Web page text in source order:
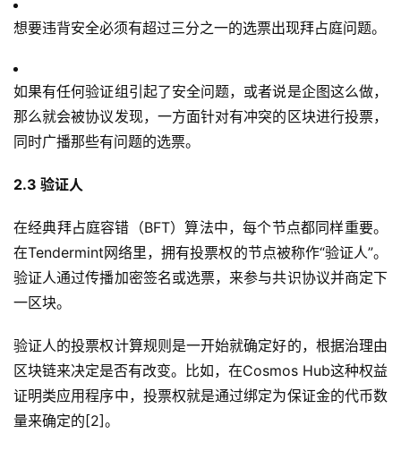
想要违背安全必须有超过三分之一的选票出现拜占庭问题。
如果有任何验证组引起了安全问题，或者说是企图这么做，
那么就会被协议发现，一方面针对有冲突的区块进行投票，
同时广播那些有问题的选票。
2.3 验证人
在经典拜占庭容错（BFT）算法中，每个节点都同样重要。
在Tendermint网络里，拥有投票权的节点被称作“验证人”。
验证人通过传播加密签名或选票，来参与共识协议并商定下
一区块。
验证人的投票权计算规则是一开始就确定好的，根据治理由
区块链来决定是否有改变。比如，在Cosmos Hub这种权益
证明类应用程序中，投票权就是通过绑定为保证金的代币数
量来确定的[2]。